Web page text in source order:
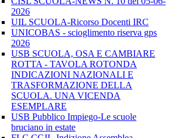
2026
UIL SCUOLA-Ricorso Docenti IRC
UNICOBAS - scioglimento riserva gps
2026
USB SCUOLA, OSA E CAMBIARE
ROTTA - TAVOLA ROTONDA
INDICAZIONI NAZIONALI E
TRASFORMAZIONE DELLA
SCUOLA. UNA VICENDA
ESEMPLARE
USB Pubblico Impiego-Le scuole
bruciano in estate